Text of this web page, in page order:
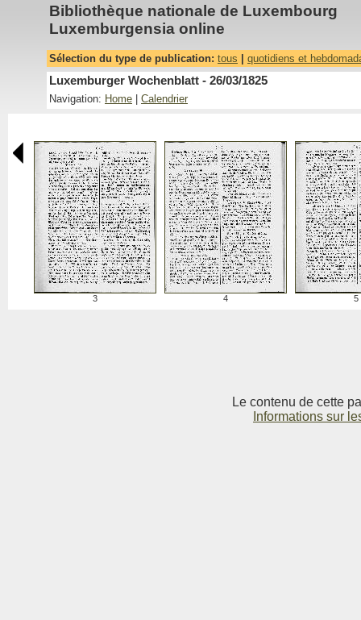
Bibliothèque nationale de Luxembourg
Luxemburgensia online
Sélection du type de publication: tous quotidiens et
Luxemburger Wochenblatt - 26/03/1825
Navigation: Home Calendrier
3 4 5
Le contenu de cette
Informations sur